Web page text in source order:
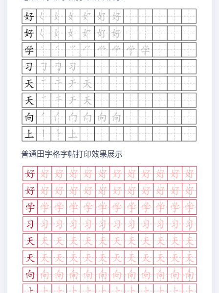
普通田字格字帖打印效果展示